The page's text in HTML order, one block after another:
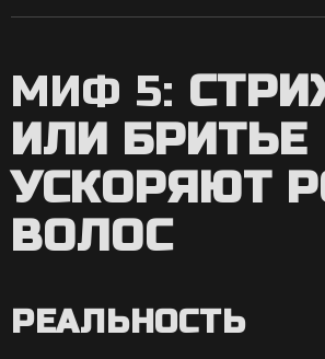
МИФ 5:
ИЛИ БРИТЬЕ
УСКОРЯЮТ
ВОЛОС
РЕАЛЬНОСТЬ